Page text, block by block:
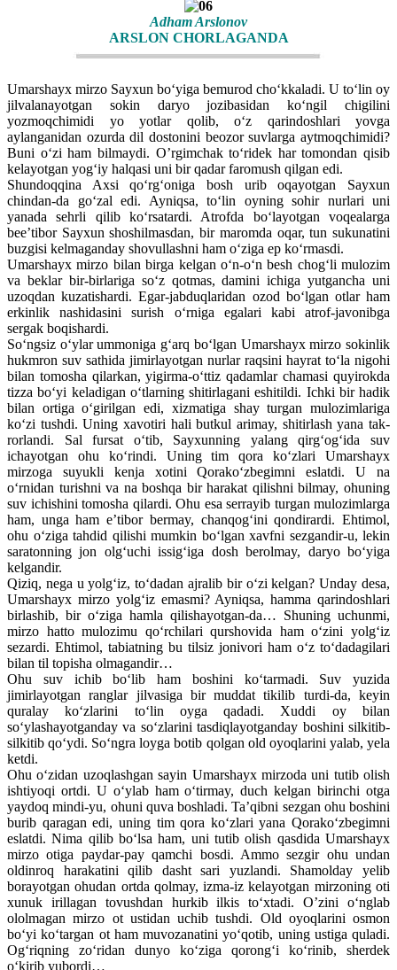
Adham Arslonov
ARSLON CHORLAGANDA
Umarshayx mirzo Sayxun bo‘yiga bemurod cho‘kkaladi. U to‘lin oy
jilvalanayotgan sokin daryo jozibasidan ko‘ngil chigilini
yozmoqchimidi yo yotlar qolib, o‘z qarindoshlari yovga
aylanganidan ozurda dil dostonini beozor suvlarga aytmoqchimidi?
Buni o‘zi ham bilmaydi. O’rgimchak to‘ridek har tomondan qisib
kelayotgan yog‘iy halqasi uni bir qadar faromush qilgan edi.
Shundoqqina Axsi qo‘rg‘oniga bosh urib oqayotgan Sayxun
chindan-da go‘zal edi. Ayniqsa, to‘lin oyning sohir nurlari uni
yanada sehrli qilib ko‘rsatardi. Atrofda bo‘layotgan voqealarga
bee’tibor Sayxun shoshilmasdan, bir maromda oqar, tun sukunatini
buzgisi kelmaganday shovullashni ham o‘ziga ep ko‘rmasdi.
Umarshayx mirzo bilan birga kelgan o‘n-o‘n besh chog‘li mulozim
va beklar bir-birlariga so‘z qotmas, damini ichiga yutgancha uni
uzoqdan kuzatishardi. Egar-jabduqlaridan ozod bo‘lgan otlar ham
erkinlik nashidasini surish o‘rniga egalari kabi atrof-javonibga
sergak boqishardi.
So‘ngsiz o‘ylar ummoniga g‘arq bo‘lgan Umarshayx mirzo sokinlik
hukmron suv sathida jimirlayotgan nurlar raqsini hayrat to‘la nigohi
bilan tomosha qilarkan, yigirma-o‘ttiz qadamlar chamasi quyirokda
tizza bo‘yi keladigan o‘tlarning shitirlagani eshitildi. Ichki bir hadik
bilan ortiga o‘girilgan edi, xizmatiga shay turgan mulozimlariga
ko‘zi tushdi. Uning xavotiri hali butkul arimay, shitirlash yana tak­
rorlandi. Sal fursat o‘tib, Sayxunning yalang qirg‘og‘ida suv
ichayotgan ohu ko‘rindi. Uning tim qora ko‘zlari Umarshayx
mirzoga suyukli kenja xotini Qorako‘zbegimni eslatdi. U na
o‘rnidan turishni va na boshqa bir harakat qilishni bilmay, ohuning
suv ichishini tomosha qilardi. Ohu esa serrayib turgan mulozimlarga
ham, unga ham e’tibor bermay, chanqog‘ini qondirardi. Ehtimol,
ohu o‘ziga tahdid qilishi mumkin bo‘lgan xavfni sezgandir-u, lekin
saratonning jon olg‘uchi issig‘iga dosh berolmay, daryo bo‘yiga
kelgandir.
Qiziq, nega u yolg‘iz, to‘dadan ajralib bir o‘zi kelgan? Unday desa,
Umarshayx mirzo yolg‘iz emasmi? Ayniqsa, hamma qarindoshlari
birlashib, bir o‘ziga hamla qilishayotgan-da… Shuning uchunmi,
mirzo hatto mulozimu qo‘rchilari qurshovida ham o‘zini yolg‘iz
sezardi. Ehtimol, tabiatning bu tilsiz jonivori ham o‘z to‘dadagilari
bilan til topisha olmagandir…
Ohu suv ichib bo‘lib ham boshini ko‘tarmadi. Suv yuzida
jimirlayotgan rang­lar jilvasiga bir muddat tikilib turdi-da, keyin
quralay ko‘zlarini to‘lin oyga qadadi. Xuddi oy bilan
so‘ylashayotganday va so‘zlarini tasdiqlayotganday boshini silkitib-
silkitib qo‘ydi. So‘ngra loyga botib qolgan old oyoqlarini yalab, yela
ketdi.
Ohu o‘zidan uzoqlashgan sayin Umarshayx mirzoda uni tutib olish
ishtiyoqi ortdi. U o‘ylab ham o‘tirmay, duch kelgan birinchi otga
yaydoq mindi-yu, ohuni quva boshladi. Ta’qibni sezgan ohu boshini
burib qaragan edi, uning tim qora ko‘zlari yana Qorako‘zbegimni
eslatdi. Nima qilib bo‘lsa ham, uni tutib olish qasdida Umarshayx
mirzo otiga paydar-pay qamchi bosdi. Ammo sezgir ohu undan
oldinroq harakatini qilib dasht sari yuzlandi. Shamolday yelib
borayotgan ohudan ortda qolmay, izma-iz kelayotgan mirzoning oti
xunuk irillagan tovushdan hurkib ilkis to‘xtadi. O’zini o‘nglab
ololmagan mirzo ot ustidan uchib tushdi. Old oyoqlarini osmon
bo‘yi ko‘targan ot ham muvozanatini yo‘qotib, uning ustiga quladi.
Og‘riqning zo‘ridan dunyo ko‘ziga qorong‘i ko‘rinib, sherdek
o‘kirib yubordi…